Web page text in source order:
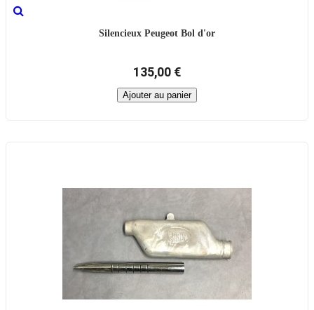
Silencieux Peugeot Bol d'or
135,00 €
Ajouter au panier